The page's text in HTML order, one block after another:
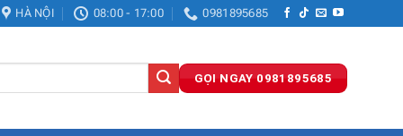
HÀ NỘI 08:00 - 17:00 0981895685
GỌI NGAY 0981895685